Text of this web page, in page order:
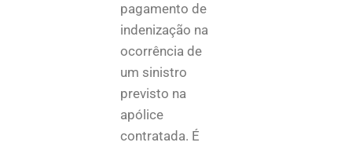
pagamento de
indenização na
ocorrência de
um sinistro
previsto na
apólice
contratada. É